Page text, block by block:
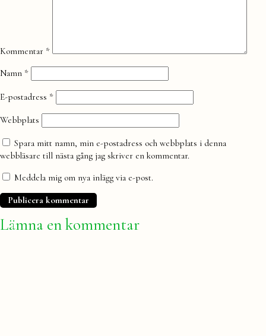
Kommentar *
Namn *
E-postadress *
Webbplats
Spara mitt namn, min e-postadress och webbplats i denna
webbläsare till nästa gång jag skriver en kommentar.
Meddela mig om nya inlägg via e-post.
Lämna en kommentar